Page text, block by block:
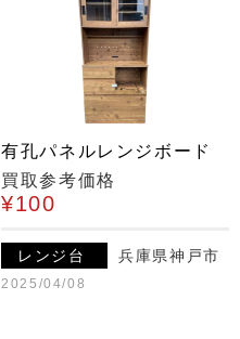
有孔パネルレンジボード
買取参考価格
¥100
レンジ台 兵庫県神戸市
2025/04/08